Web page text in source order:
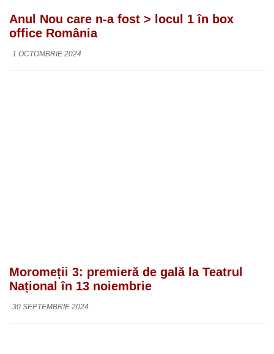
Anul Nou care n-a fost > locul 1 în box
office România
1 OCTOMBRIE 2024
Moromeții 3: premieră de gală la Teatrul
Național în 13 noiembrie
30 SEPTEMBRIE 2024